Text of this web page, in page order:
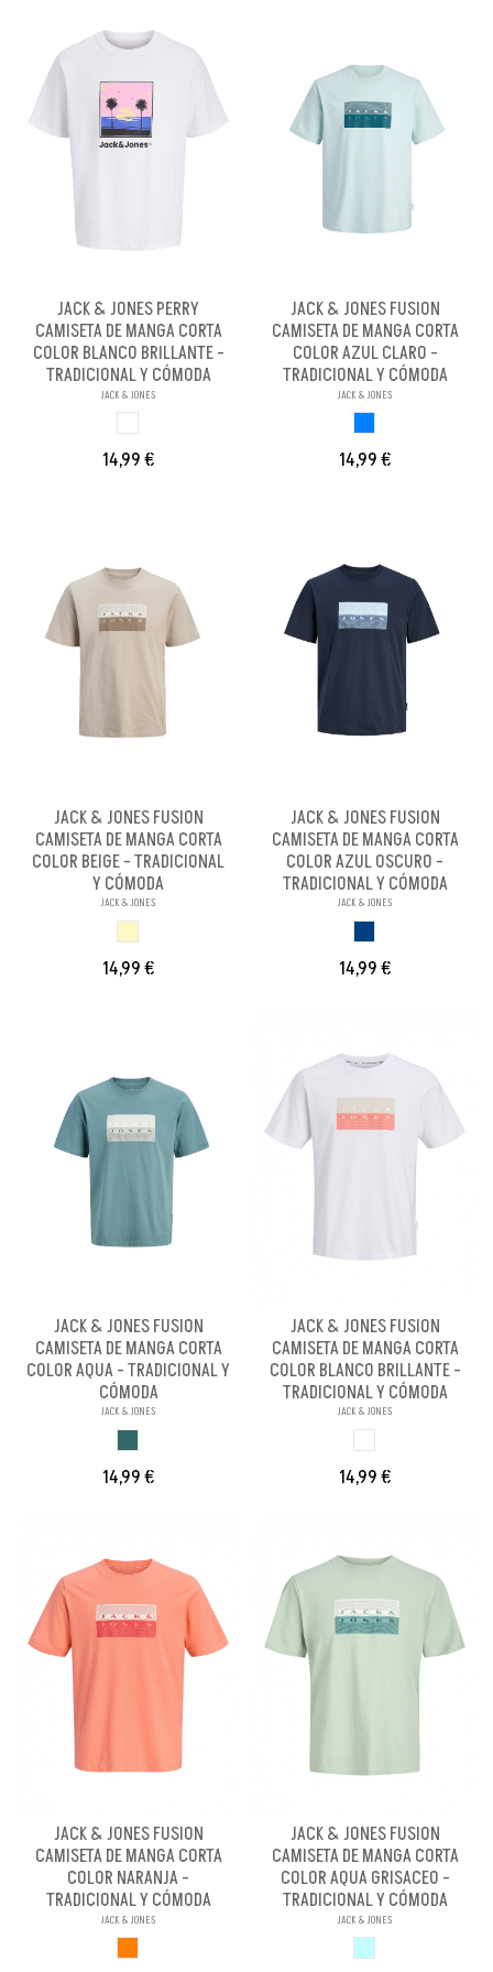
JACK & JONES PERRY
CAMISETA DE MANGA CORTA
COLOR BLANCO BRILLANTE -
TRADICIONAL Y CÓMODA
JACK & JONES
14,99 €
JACK & JONES FUSION
CAMISETA DE MANGA CORTA
COLOR AZUL CLARO -
TRADICIONAL Y CÓMODA
JACK & JONES
14,99 €
JACK & JONES FUSION
CAMISETA DE MANGA CORTA
COLOR BEIGE - TRADICIONAL
Y CÓMODA
JACK & JONES
14,99 €
JACK & JONES FUSION
CAMISETA DE MANGA CORTA
COLOR AZUL OSCURO -
TRADICIONAL Y CÓMODA
JACK & JONES
14,99 €
JACK & JONES FUSION
CAMISETA DE MANGA CORTA
COLOR AQUA - TRADICIONAL Y
CÓMODA
JACK & JONES
14,99 €
JACK & JONES FUSION
CAMISETA DE MANGA CORTA
COLOR BLANCO BRILLANTE -
TRADICIONAL Y CÓMODA
JACK & JONES
14,99 €
JACK & JONES FUSION
CAMISETA DE MANGA CORTA
COLOR NARANJA -
TRADICIONAL Y CÓMODA
JACK & JONES
JACK & JONES FUSION
CAMISETA DE MANGA CORTA
COLOR AQUA GRISACEO -
TRADICIONAL Y CÓMODA
JACK & JONES